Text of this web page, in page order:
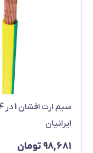
ایرانیان
98,681 تومان